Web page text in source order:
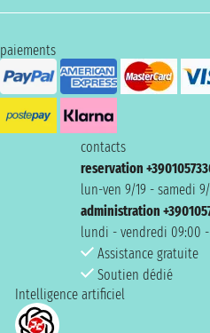
paiements
contacts
reservation
lun-ven 9/19 - samedi
administration
lundi - vendredi 09:00 -
Assistance gratuite
Soutien dédié
Intelligence artificiel